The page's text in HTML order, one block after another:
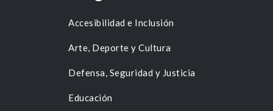
Accesibilidad e Inclusión
Arte, Deporte y Cultura
Defensa, Seguridad y Justicia
Educación